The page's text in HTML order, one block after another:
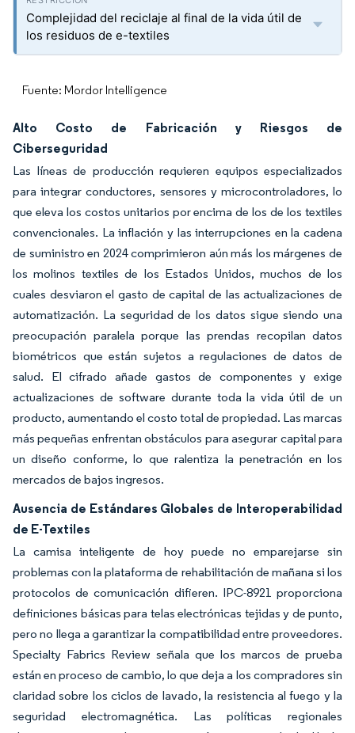
Complejidad del reciclaje al final de la vida útil de
los residuos de e-textiles
Fuente: Mordor Intelligence
Alto Costo de Fabricación y Riesgos de
Ciberseguridad
Las líneas de producción requieren equipos especializados
para integrar conductores, sensores y microcontroladores, lo
que eleva los costos unitarios por encima de los de los textiles
convencionales. La inflación y las interrupciones en la cadena
de suministro en 2024 comprimieron aún más los márgenes de
los molinos textiles de los Estados Unidos, muchos de los
cuales desviaron el gasto de capital de las actualizaciones de
automatización. La seguridad de los datos sigue siendo una
preocupación paralela porque las prendas recopilan datos
biométricos que están sujetos a regulaciones de datos de
salud. El cifrado añade gastos de componentes y exige
actualizaciones de software durante toda la vida útil de un
producto, aumentando el costo total de propiedad. Las marcas
más pequeñas enfrentan obstáculos para asegurar capital para
un diseño conforme, lo que ralentiza la penetración en los
mercados de bajos ingresos.
Ausencia de Estándares Globales de Interoperabilidad
de E-Textiles
La camisa inteligente de hoy puede no emparejarse sin
problemas con la plataforma de rehabilitación de mañana si los
protocolos de comunicación difieren. IPC-8921 proporciona
definiciones básicas para telas electrónicas tejidas y de punto,
pero no llega a garantizar la compatibilidad entre proveedores.
Specialty Fabrics Review señala que los marcos de prueba
están en proceso de cambio, lo que deja a los compradores sin
claridad sobre los ciclos de lavado, la resistencia al fuego y la
seguridad electromagnética. Las políticas regionales